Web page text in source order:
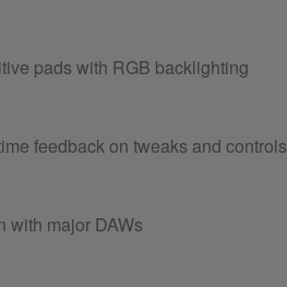
pads with RGB backlighting
feedback on tweaks and controls
with major DAWs